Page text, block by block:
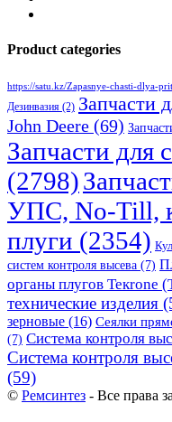
Product categories
https://satu.kz/Zapasnye-chasti-dlya-
Дезинвазия (2) Запчасти
John Deere (69)
Запчасти для
(2798)
УПС, No-Till,
плуги (2354)
систем контроля высева (7)
органы плугов Текrоne
технические изделия
зерновые (16) Сеялки
(7) Система контроля
Система контроля
(59)
© Ремсинтез - Все права